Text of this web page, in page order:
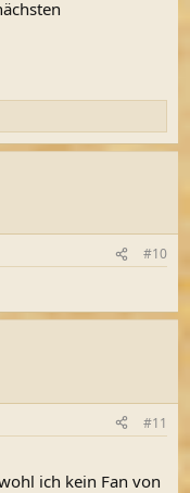
#10
#11
ich kein Fan von